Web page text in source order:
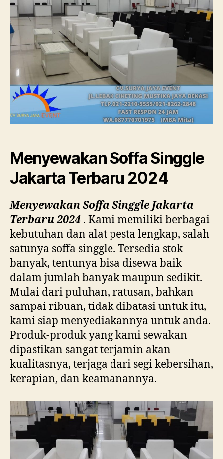
2024
Menyewakan Soffa Singgle
Jakarta Terbaru 2024
Menyewakan Soffa Singgle Jakarta
Terbaru 2024 . Kami memiliki berbagai
kebutuhan dan alat pesta lengkap, salah
satunya soffa singgle. Tersedia stok
banyak, tentunya bisa disewa baik
dalam jumlah banyak maupun sedikit.
Mulai dari puluhan, ratusan, bahkan
sampai ribuan, tidak dibatasi untuk itu,
kami siap menyediakannya untuk anda.
Produk-produk yang kami sewakan
dipastikan sangat terjamin akan
kualitasnya, terjaga dari segi kebersihan,
kerapian, dan keamanannya.